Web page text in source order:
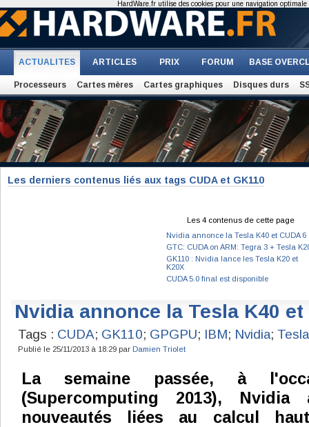
ACTUALITES ARTICLES PRIX FORUM BASE
Processeurs Cartes mères Cartes graphiques Disques durs
Les derniers contenus liés aux tags CUDA et GK110
Les 4 contenus de cette page
Nvidia annonce la Tesla K40 et CUDA 6
GTC: CUDA on ARM: Tegra 3 + Tesla
GK110 : Nvidia lance les Tesla K20 et
K20X
CUDA 5.0 final est disponible
Nvidia annonce la Tesla K40 et
Tags : CUDA; GK110; GPGPU; IBM; Nvidia; Tesla
Publié le 25/11/2013 à 18:29 par Damien Triolet
La semaine passée, à
(Supercomputing 2013),
nouveautés liées au calcul
HardWare.fr utilise des cookies pour une navigation